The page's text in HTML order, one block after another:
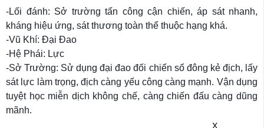
-Lối đánh: Sở trường tấn công cận chiến, áp sát nhanh,
kháng hiệu ứng, sát thương toàn thể thuộc hạng khá.
-Vũ Khí: Đại Đao
-Hệ Phái: Lực
-Sở Trường: Sử dụng đại đao đối chiến số đông kẻ địch, lấy
sát lực làm trọng, địch càng yếu công càng mạnh. Vận dụng
tuyệt học miễn dịch không chế, càng chiến đấu càng dũng
mãnh.
X